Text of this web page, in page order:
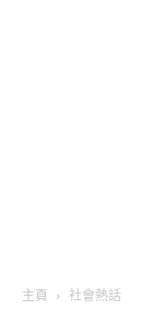
主頁 社會熱話